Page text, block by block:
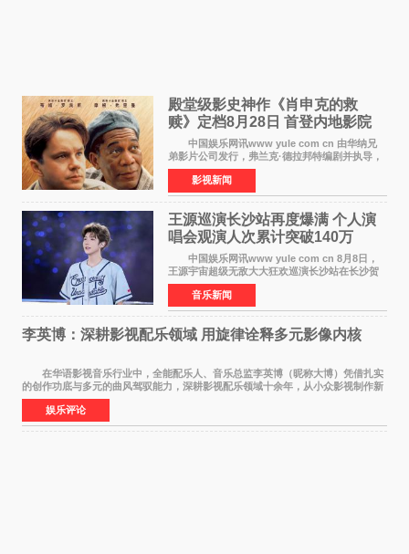
殿堂级影史神作《肖申克的救
赎》定档8月28日 首登内地影院
中国娱乐网讯www yule com cn 由华纳兄
弟影片公司发行，弗兰克·德拉邦特编剧并执导，
蒂姆·罗宾斯、摩根·弗里曼主演的影史传世经典
《肖申克的救赎》（The Shawshank
Redemption）今日发布
影视新闻
王源巡演长沙站再度爆满 个人演
唱会观演人次累计突破140万
中国娱乐网讯www yule com cn 8月8日，
王源宇宙超级无敌大大狂欢巡演长沙站在长沙贺
龙体育场唱响，这也是王源个人巡演首次登陆长
沙。十年前，王源曾在这座熟悉的城市举办16岁
生日会，从当初的
音乐新闻
李英博：深耕影视配乐领域 用旋律诠释多元影像内核
在华语影视音乐行业中，全能配乐人、音乐总监李英博（昵称大博）凭借扎实
的创作功底与多元的曲风驾驭能力，深耕影视配乐领域十余年，从小众影视制作新
人成长为横跨主旋律电影、动画番剧、网剧
娱乐评论